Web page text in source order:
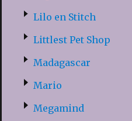
Lilo en Stitch
Littlest Pet Shop
Madagascar
Mario
Megamind